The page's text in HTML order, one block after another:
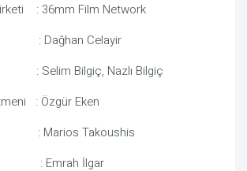
: 36mm Film Network
Dağhan Celayir
Selim Bilgiç, Nazlı Bilgiç
: Özgür Eken
: Marios Takoushis
: Emrah İlgar